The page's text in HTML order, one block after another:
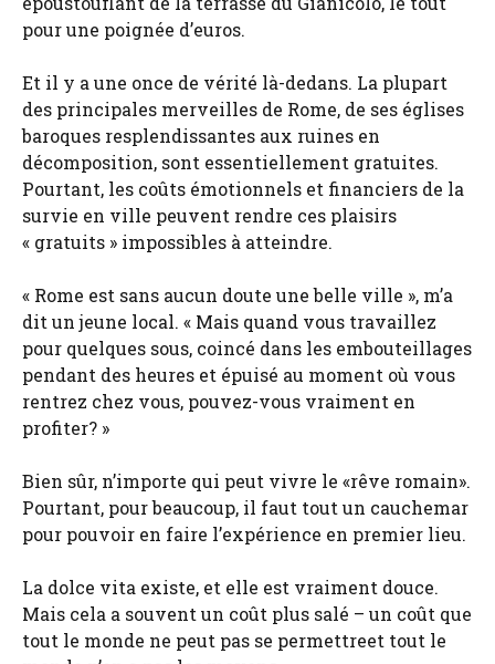
pour une poignée d’euros.
Et il y a une once de vérité là-dedans. La plupart
des principales merveilles de Rome, de ses églises
baroques resplendissantes aux ruines en
décomposition, sont essentiellement gratuites.
Pourtant, les coûts émotionnels et financiers de la
survie en ville peuvent rendre ces plaisirs
« gratuits » impossibles à atteindre.
« Rome est sans aucun doute une belle ville », m’a
dit un jeune local. « Mais quand vous travaillez
pour quelques sous, coincé dans les embouteillages
pendant des heures et épuisé au moment où vous
rentrez chez vous, pouvez-vous vraiment en
profiter? »
Bien sûr, n’importe qui peut vivre le «rêve romain».
Pourtant, pour beaucoup, il faut tout un cauchemar
pour pouvoir en faire l’expérience en premier lieu.
La dolce vita existe, et elle est vraiment douce.
Mais cela a souvent un coût plus salé – un coût que
tout le monde ne peut pas se permettreet tout le